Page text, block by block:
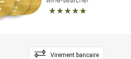
Virement bancaire